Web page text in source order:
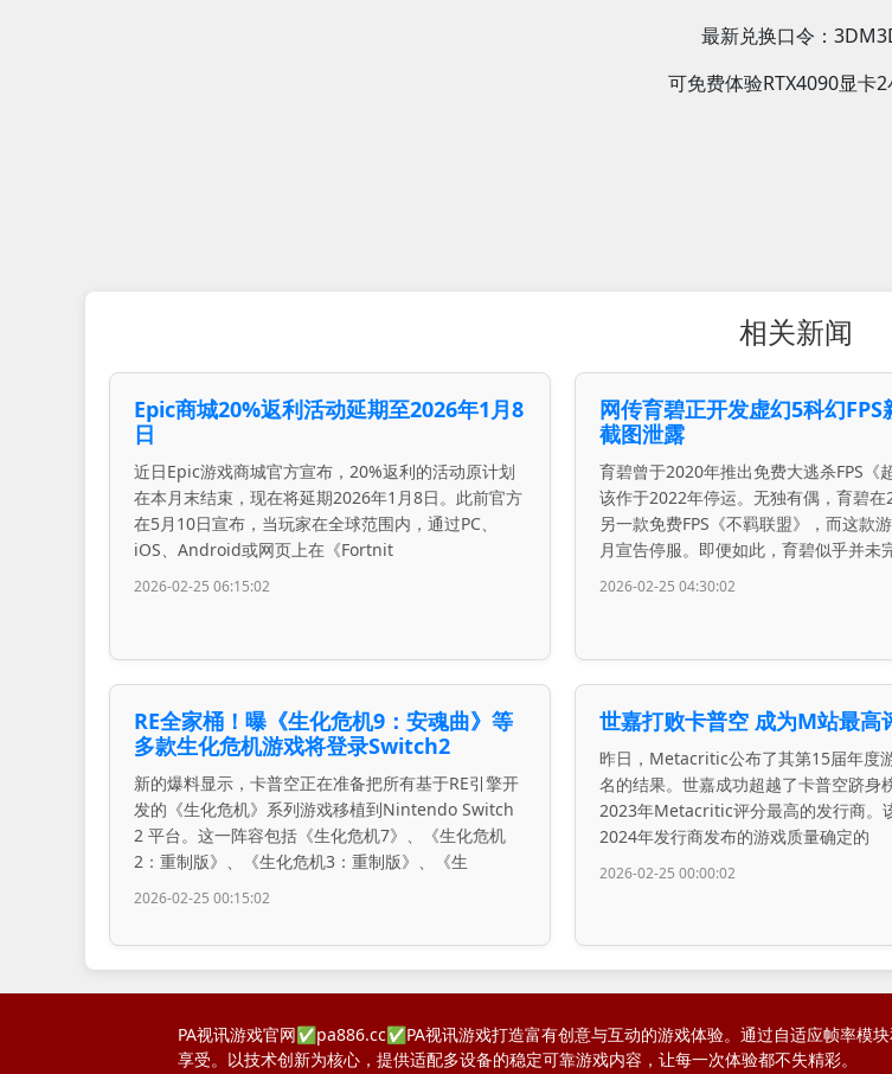
最新兑换口令：
可免费体验RTX4090显卡
相关新闻
Epic商城20%返利活动延期至2026年1月8
日
近日Epic游戏商城官方宣布，20%返利的活动原计划
在本月末结束，现在将延期2026年1月8日。此前官方
在5月10日宣布，当玩家在全球范围内，通过PC、
iOS、Android或网页上在《Fortnit
2026-02-25 06:15:02
网传育碧正开发虚幻5科幻FPS
截图泄露
育碧曾于2020年推出免费大逃杀FPS《
该作于2022年停运。无独有偶，育碧在
另一款免费FPS《不羁联盟》，而这款
月宣告停服。即便如此，育碧似乎并未
2026-02-25 04:30:02
RE全家桶！曝《生化危机9：安魂曲》等
多款生化危机游戏将登录Switch2
新的爆料显示，卡普空正在准备把所有基于RE引擎开
发的《生化危机》系列游戏移植到Nintendo Switch
2 平台。这一阵容包括《生化危机7》、《生化危机
2：重制版》、《生化危机3：重制版》、《生
2026-02-25 00:15:02
世嘉打败卡普空 成为M站最高
昨日，Metacritic公布了其第15届年度
名的结果。世嘉成功超越了卡普空跻身
2023年Metacritic评分最高的发行商。
2024年发行商发布的游戏质量确定的
2026-02-25 00:00:02
PA视讯游戏官网✅pa886.cc✅PA视讯游戏打造富有创意与互动的游戏体验。通过自适应帧率模
享受。以技术创新为核心，提供适配多设备的稳定可靠游戏内容，让每一次体验都不失精彩。